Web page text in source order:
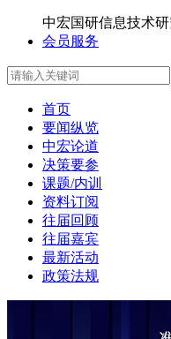
中宏国研信息技术研
会员服务
首页
要闻纵览
中宏论道
决策要参
课题/内训
资料订阅
往届回顾
往届嘉宾
最新活动
政策法规